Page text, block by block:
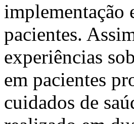
implementação
pacientes.
experiências
em pacientes
cuidados de